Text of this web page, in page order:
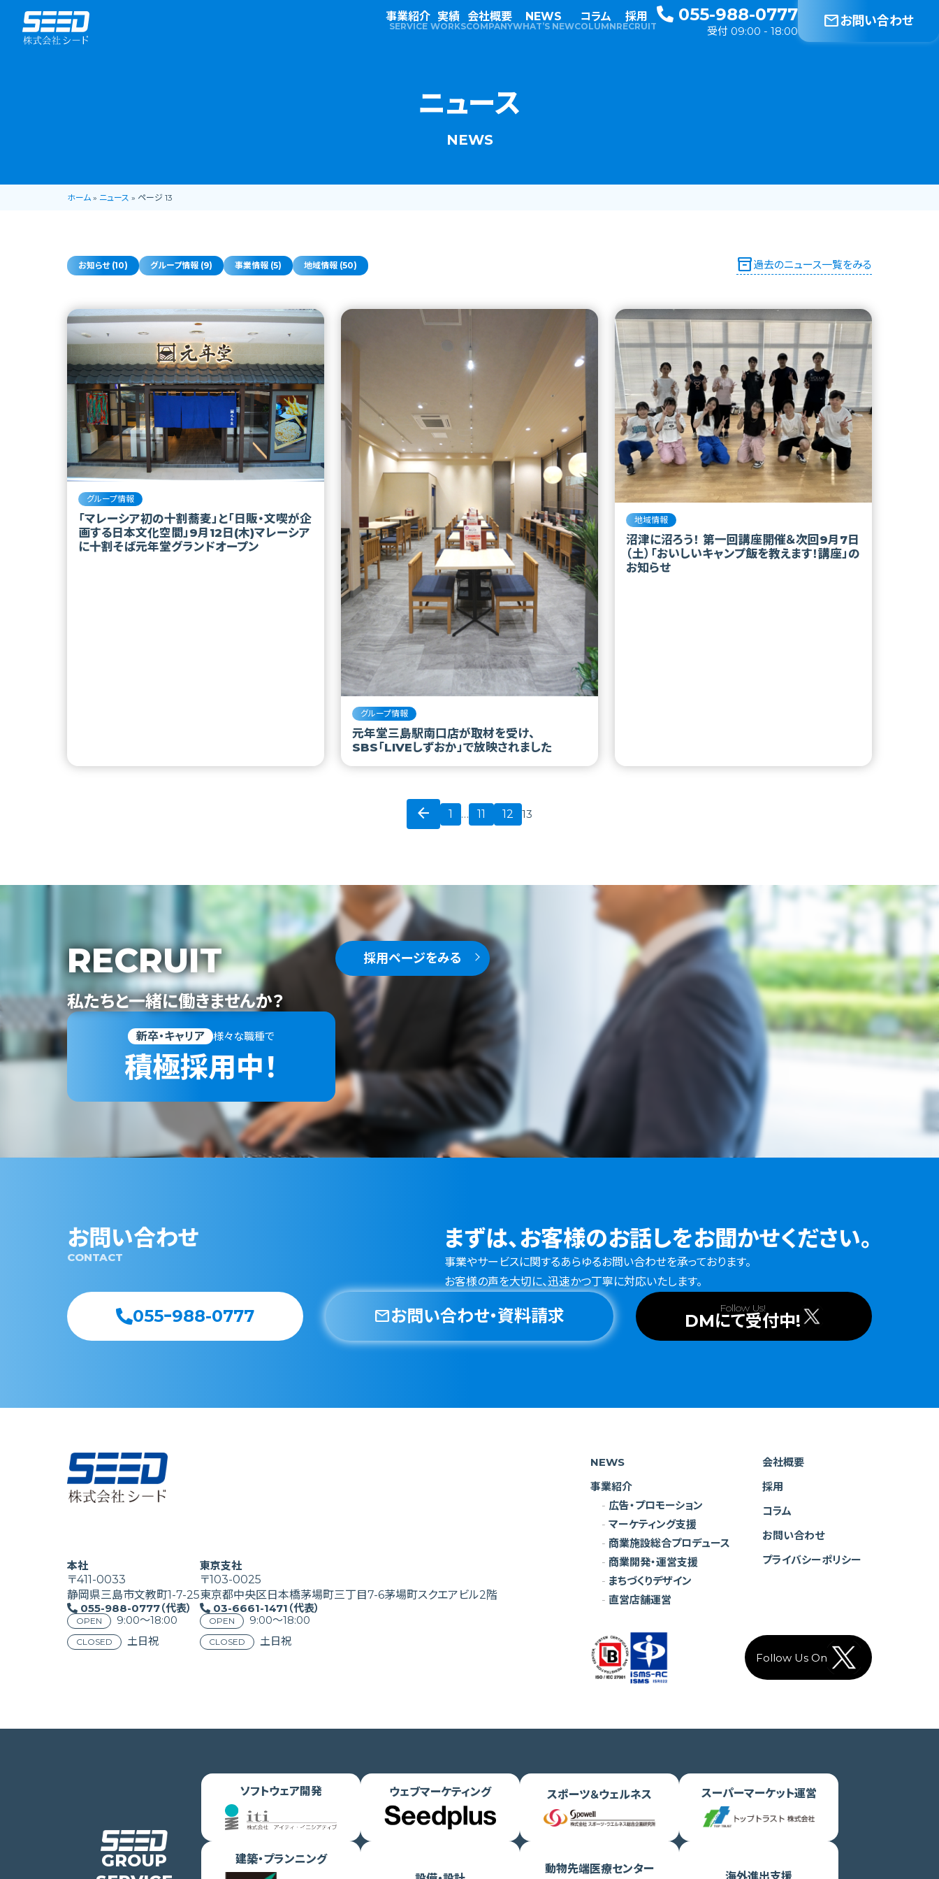
事業紹介
SERVICE
実績
WORKS
会社概要
COMPANY
NEWS
WHAT’S NEW
コラム
COLUMN
採用
RECRUIT
055-988-0777
受付 09:00 - 18:00
mailお問い合わせ
ニュース
NEWS
ホーム » ニュース » ページ 13
お知らせ (10) グループ情報 (9) 事業情報 (5) 地域情報 (50) inventory_2過去のニュース一覧をみる
グループ情報
「マレーシア初の十割蕎麦」と「日販・文喫が企
画する日本文化空間」9月12日(木)マレーシア
に十割そば元年堂グランドオープン
グループ情報
元年堂三島駅南口店が取材を受け、
SBS「LIVEしずおか」で放映されました
地域情報
沼津に沼ろう！ 第一回講座開催＆次回9月7日
（土）「おいしいキャンプ飯を教えます！講座」の
お知らせ
arrow_back 1 … 11 12 13
RECRUIT
私たちと一緒に働きませんか？
新卒・キャリア 様々な職種で
積極採用中！
採用ページをみる
お問い合わせ
CONTACT
まずは、お客様のお話しをお聞かせください。
事業やサービスに関するあらゆるお問い合わせを承っております。
お客様の声を大切に、迅速かつ丁寧に対応いたします。
055ｰ988-0777 mailお問い合わせ・資料請求 Follow Us!
DMにて受付中!
本社
〒411-0033
静岡県三島市文教町1-7-25
055-988-0777（代表）
OPEN 9:00〜18:00
CLOSED 土日祝
東京支社
〒103-0025
東京都中央区日本橋茅場町三丁目7-6茅場町スクエアビル2階
03-6661-1471（代表）
OPEN 9:00〜18:00
CLOSED 土日祝
NEWS
事業紹介
広告・プロモーション
マーケティング支援
商業施設総合プロデュース
商業開発・運営支援
まちづくりデザイン
直営店舗運営
会社概要
採用
コラム
お問い合わせ
プライバシーポリシー
Follow Us On
GROUP
ソフトウェア開発 ウェブマーケティング スポーツ＆ウェルネス スーパーマーケット運営
建築・プランニング
動物先端医療センター